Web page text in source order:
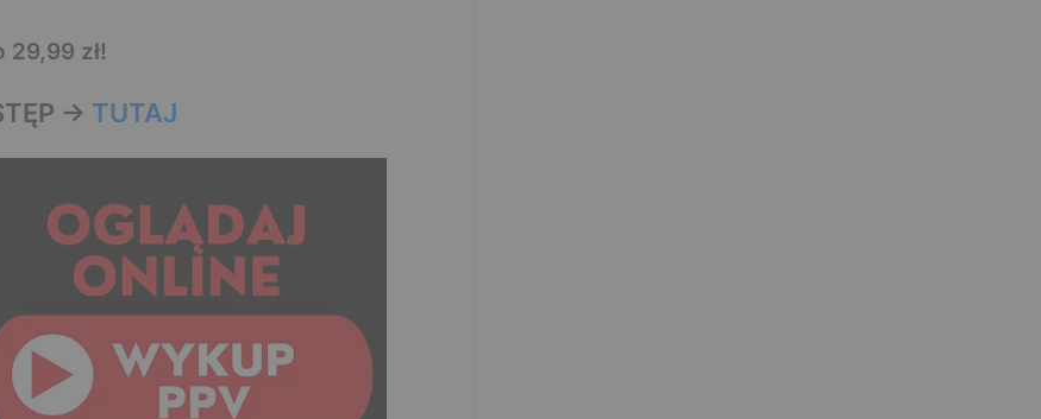
29,99 zł!
-> TUTAJ